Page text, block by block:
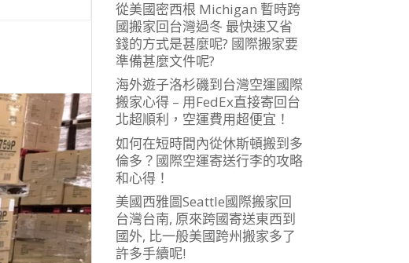
從美國密西根 Michigan 暫時跨
國搬家回台灣過冬 最快速又省
錢的方式是甚麼呢? 國際搬家要
準備甚麼文件呢?
海外遊子洛杉磯到台灣空運國際
搬家心得 – 用FedEx直接寄回台
北超順利，空運費用超便宜！
如何在短時間內從休斯頓搬到多
倫多？國際空運寄送行李的攻略
和心得！
美國西雅圖Seattle國際搬家回
台灣台南, 原來跨國寄送東西到
國外, 比一般美國跨州搬家多了
許多手續呢!